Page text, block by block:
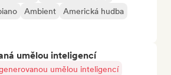
Ambient
Americká hudba
umělou inteligencí
umělou inteligencí